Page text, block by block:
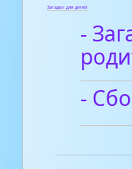
Загадки для детей
-
-